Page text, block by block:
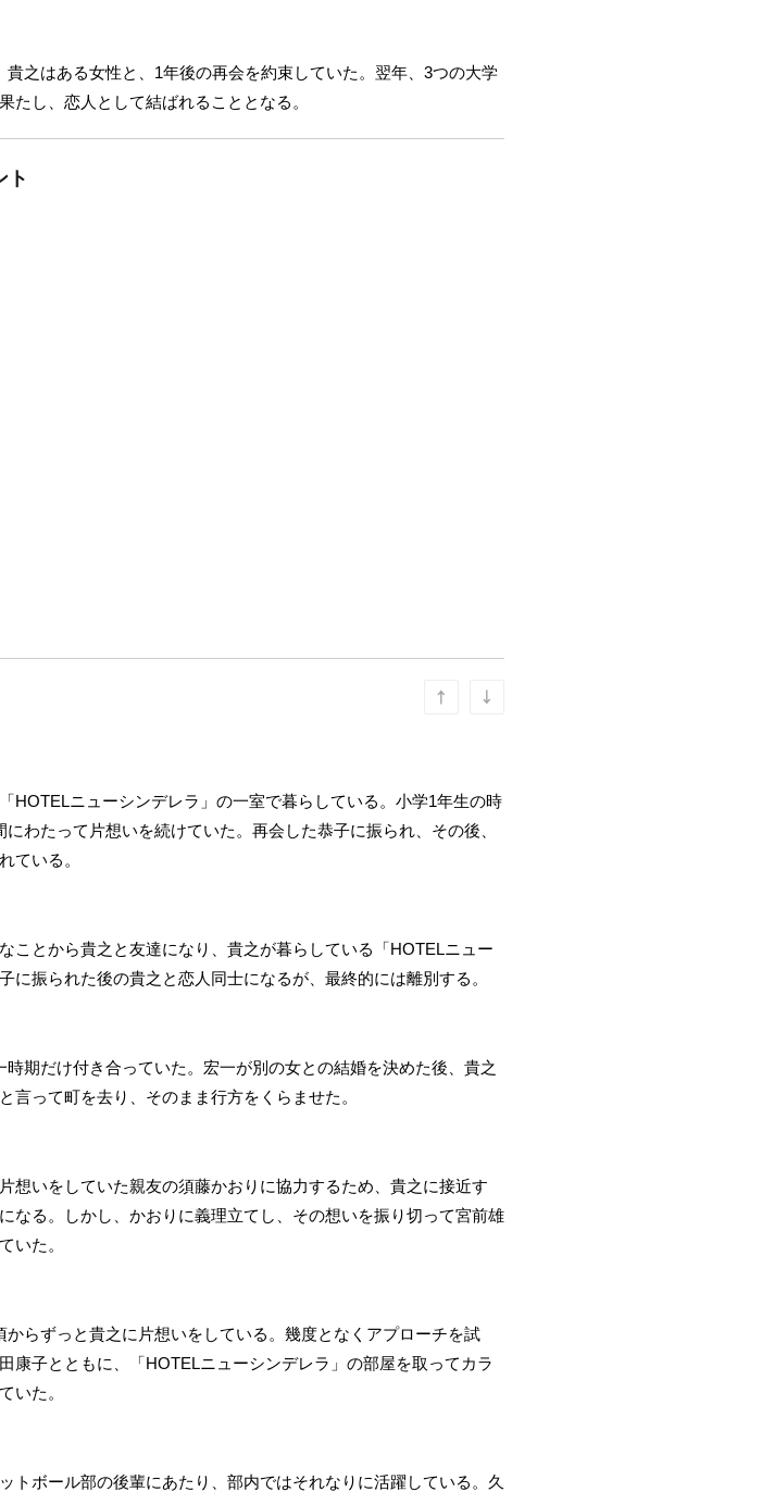
之はある女性と、1年後の再会を約束していた。翌年、3つの大学
し、恋人として結ばれることとなる。
ト
HOTELニューシンデレラ」の一室で暮らしている。小学1年生の時
わたって片想いを続けていた。再会した恭子に振られ、その後、
ている。
ことから貴之と友達になり、貴之が暮らしている「HOTELニュー
振られた後の貴之と恋人同士になるが、最終的には離別する。
期だけ付き合っていた。宏一が別の女との結婚を決めた後、貴之
って町を去り、そのまま行方をくらませた。
想いをしていた親友の須藤かおりに協力するため、貴之に接近す
なる。しかし、かおりに義理立てし、その想いを振り切って宮前雄
いた。
らずっと貴之に片想いをしている。幾度となくアプローチを試
康子とともに、「HOTELニューシンデレラ」の部屋を取ってカラ
いた。
ボール部の後輩にあたり、部内ではそれなりに活躍している。久